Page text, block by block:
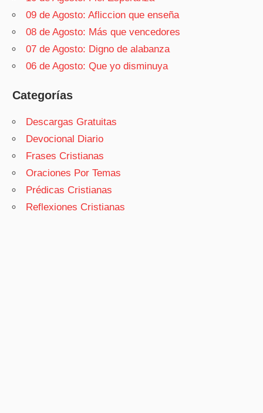
09 de Agosto: Afliccion que enseña
08 de Agosto: Más que vencedores
07 de Agosto: Digno de alabanza
06 de Agosto: Que yo disminuya
Categorías
Descargas Gratuitas
Devocional Diario
Frases Cristianas
Oraciones Por Temas
Prédicas Cristianas
Reflexiones Cristianas